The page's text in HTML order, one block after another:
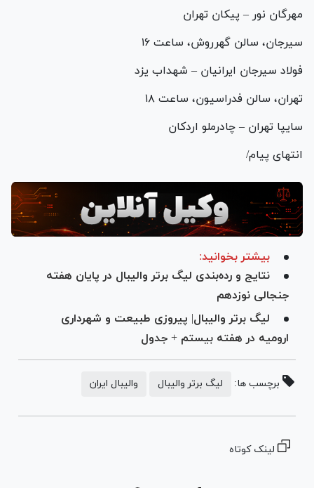
مهرگان نور – پیکان تهران
سیرجان، سالن گهرروش، ساعت ۱۶
فولاد سیرجان ایرانیان – شهداب یزد
تهران، سالن فدراسیون، ساعت ۱۸
سایپا تهران – چادرملو اردکان
انتهای پیام/
بیشتر بخوانید:
نتایج و رده‌بندی لیگ برتر والیبال در پایان هفته
جنجالی نوزدهم
لیگ برتر والیبال| پیروزی طبیعت و شهرداری
ارومیه در هفته بیستم + جدول
برچسب ها: لیگ برتر والیبال والیبال ایران
لینک کوتاه